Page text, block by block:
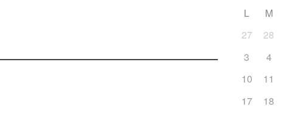
L M
27
28
3
4
10
11
17
18